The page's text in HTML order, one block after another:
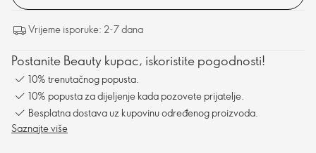
Vrijeme isporuke: 2-7 dana
Postanite Beauty kupac, iskoristite pogodnosti!
10% trenutačnog popusta.
10% popusta za dijeljenje kada pozovete prijatelje.
Besplatna dostava uz kupovinu određenog proizvoda.
Saznajte više